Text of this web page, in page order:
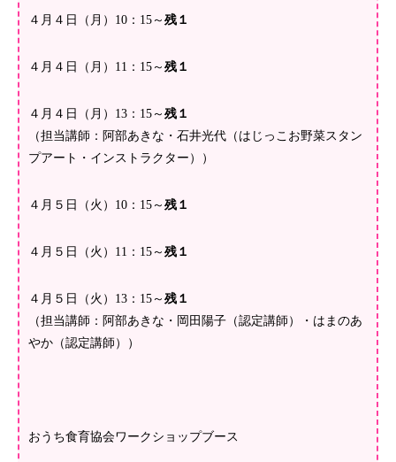
４月４日（月）10：15～ 残１
４月４日（月）11：15～ 残１
４月４日（月）13：15～ 残１
（担当講師：阿部あきな・石井光代（はじっこお野菜スタン
プアート・インストラクター））
４月５日（火）10：15～ 残１
４月５日（火）11：15～ 残１
４月５日（火）13：15～ 残１
（担当講師：阿部あきな・岡田陽子（認定講師）・はまのあ
やか（認定講師））
おうち食育協会ワークショップブース